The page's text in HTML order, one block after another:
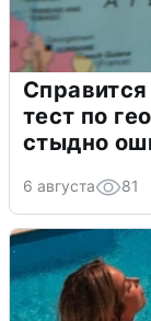
тест по
стыдно
6 августа 81